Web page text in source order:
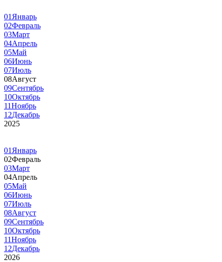
01 Январь
02Февраль
03Март
04Апрель
05Май
06Июнь
07Июль
08Август
09Сентябрь
10Октябрь
11Ноябрь
12Декабрь
2025
01 Январь
02Февраль
03Март
04Апрель
05Май
06Июнь
07Июль
08Август
09Сентябрь
10Октябрь
11Ноябрь
12Декабрь
2026